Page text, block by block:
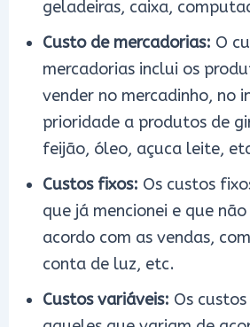
geladeiras, caixa,
Custo de mercadorias: O
mercadorias inclui os
vender no mercadinho, no
prioridade a produtos de
feijão, óleo, açuca leite,
Custos fixos: Os custos
que já mencionei e que
acordo com as vendas,
conta de luz, etc.
Custos variáveis: Os